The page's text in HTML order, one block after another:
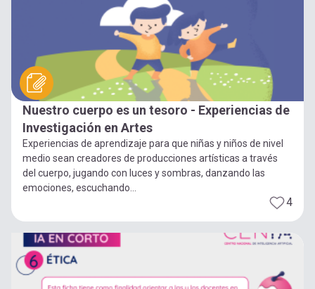
Nuestro cuerpo es un tesoro - Experiencias de
Investigación en Artes
Experiencias de aprendizaje para que niñas y niños de nivel
medio sean creadores de producciones artísticas a través
del cuerpo, jugando con luces y sombras, danzando las
emociones, escuchando...
4